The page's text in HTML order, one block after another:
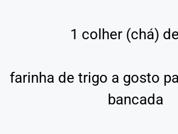
1 colher (chá)
farinha de trigo a gosto
bancada